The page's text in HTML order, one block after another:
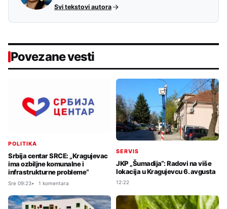
Svi tekstovi autora
Povezane vesti
POLITIKA
Srbija centar SRCE: „Kragujevac
ima ozbiljne komunalne i
infrastrukturne probleme“
Sre 09:23 1 komentara
SERVIS
JKP „Šumadija“: Radovi na više
lokacija u Kragujevcu 6. avgusta
12:22